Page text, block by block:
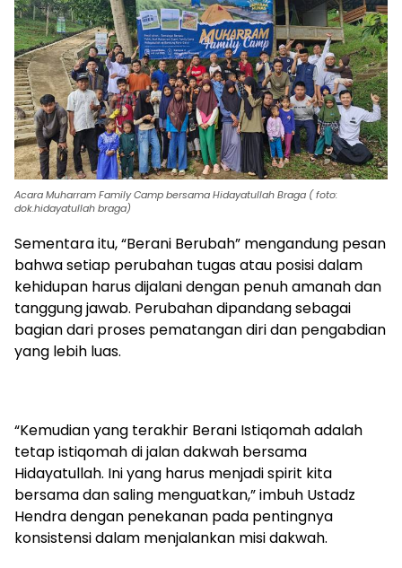
Acara Muharram Family Camp bersama Hidayatullah Braga ( foto:
dok.hidayatullah braga)
Sementara itu, “Berani Berubah” mengandung pesan
bahwa setiap perubahan tugas atau posisi dalam
kehidupan harus dijalani dengan penuh amanah dan
tanggung jawab. Perubahan dipandang sebagai
bagian dari proses pematangan diri dan pengabdian
yang lebih luas.
“Kemudian yang terakhir Berani Istiqomah adalah
tetap istiqomah di jalan dakwah bersama
Hidayatullah. Ini yang harus menjadi spirit kita
bersama dan saling menguatkan,” imbuh Ustadz
Hendra dengan penekanan pada pentingnya
konsistensi dalam menjalankan misi dakwah.